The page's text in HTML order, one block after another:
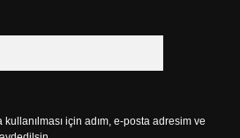
için adım, e-posta adresim ve